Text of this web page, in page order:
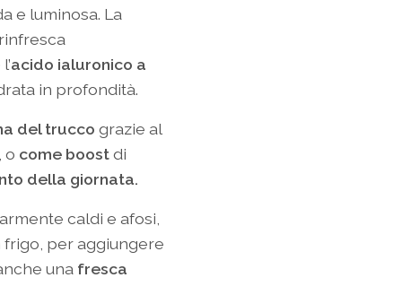
e luminosa. La
rinfresca
acido ialuronico a
in profondità.
del trucco grazie al
o come boostdi
della giornata.
caldi e afosi,
per aggiungere
una fresca